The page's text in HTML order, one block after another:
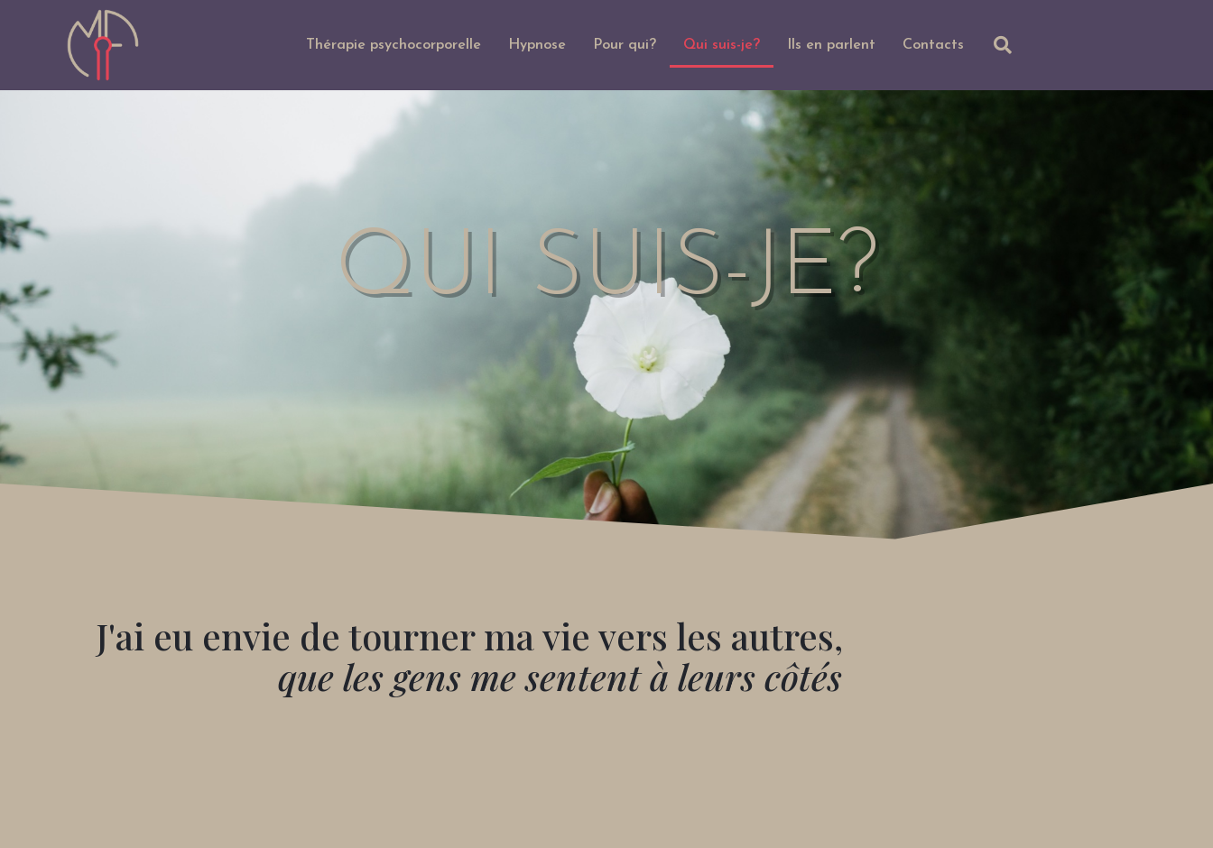
Thérapie psychocorporelle Hypnose Pour qui? Qui suis-je? Ils en parlent Contacts
QUI SUIS-JE?
J'ai eu envie de tourner ma vie vers les autres,
que les gens me sentent à leurs côtés